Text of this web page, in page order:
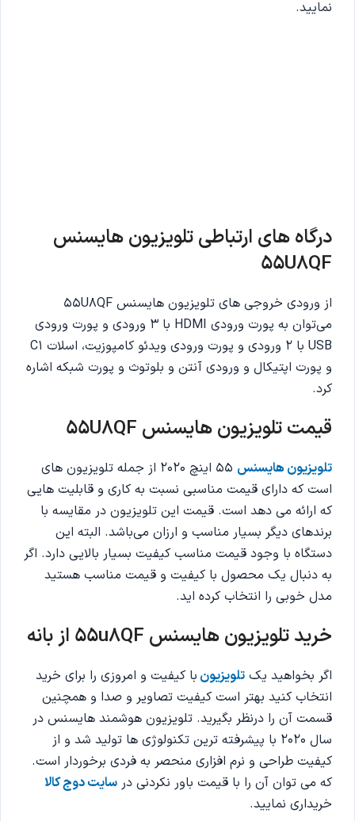
نمایید.
درگاه های ارتباطی تلویزیون هایسنس
55U8QF
از ورودی خروجی های تلویزیون هایسنس 55U8QF
می‌توان به پورت ورودی HDMI با 3 ورودی و پورت ورودی
USB با 2 ورودی و پورت ورودی ویدئو کامپوزیت، اسلات C1
و پورت اپتیکال و ورودی آنتن و بلوتوث و پورت شبکه اشاره
کرد.
قیمت تلویزیون هایسنس 55 U8QF
تلویزیون هایسنس
55 اینچ 2020 از جمله تلویزیون های
است که دارای قیمت مناسبی نسبت به کاری و قابلیت هایی
که ارائه می دهد است. قیمت این تلویزیون در مقایسه با
برندهای دیگر بسیار مناسب و ارزان می‌باشد. البته این
دستگاه با وجود قیمت مناسب کیفیت بسیار بالایی دارد. اگر
به دنبال یک محصول با کیفیت و قیمت مناسب هستید
مدل خوبی را انتخاب کرده اید.
خرید تلویزیون هایسنس 55 u8QF از بانه
اگر بخواهید یک تلویزیون با کیفیت و امروزی را برای خرید
انتخاب کنید بهتر است کیفیت تصاویر و صدا و همچنین
قسمت آن را درنظر بگیرید. تلویزیون هوشمند هایسنس در
سال 2020 با پیشرفته ترین تکنولوژی ها تولید شد و از
کیفیت طراحی و نرم افزاری منحصر به فردی برخوردار است.
که می توان آن را با قیمت باور نکردنی در سایت دوج کالا
خریداری نمایید.